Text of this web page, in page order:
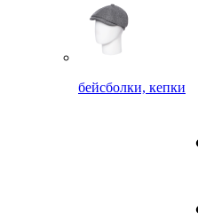
бейсболки, кепки